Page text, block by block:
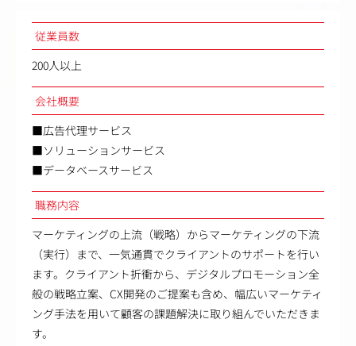
従業員数
200人以上
会社概要
■広告代理サービス
■ソリューションサービス
■データベースサービス
職務内容
マーケティングの上流（戦略）からマーケティングの下流
（実行）まで、一気通貫でクライアントのサポートを行い
ます。クライアント折衝から、デジタルプロモーション全
般の戦略立案、CX開発のご提案も含め、幅広いマーケティ
ング手法を用いて顧客の課題解決に取り組んでいただきま
す。